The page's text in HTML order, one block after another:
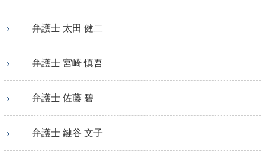
∟ 弁護士 太田 健二
∟ 弁護士 宮崎 慎吾
∟ 弁護士 佐藤 碧
∟ 弁護士 鍵谷 文子